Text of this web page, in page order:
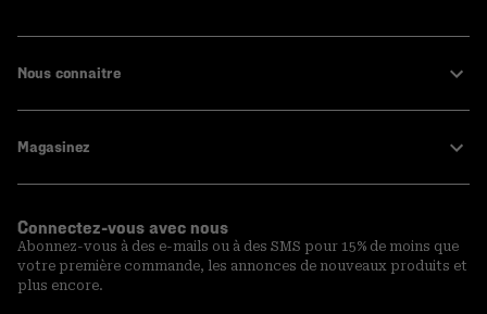
Nous connaitre
Magasinez
Connectez-vous avec nous
Abonnez-vous à des e-mails ou à des SMS pour 15% de moins que
votre première commande, les annonces de nouveaux produits et
plus encore.